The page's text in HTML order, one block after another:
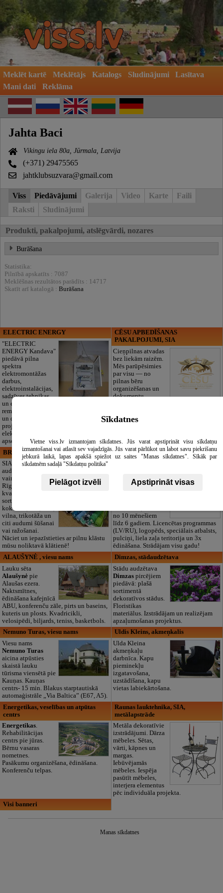
Meklēt kartē Meklētājs Katalogs Sludinājumi
Lasītava
Mani dati
Reklāma
Jahta Baci
Vikingu iela 80a, Jūrmala, Latvija
(+371) 29475565
jahtklubsuzvara@gmail.com
Viss Piedāvājumi Galerija Video Karte
Faili
Raksti
Sludinājumi
Produkti, pakalpojumi, atslēgvārdi, nozares
Burāšana
Statistika:
Pilnībā apskatīts : 7087
Meklēšnas rezultātos parādīts : 14717
Skatīt arī katalogā : Burāšana
ELECTRIC ENERGY
"ELECTRIC
ENERGY Kandava"
piedāvā pilna
spektra
elektromontāžas
darbus,
elektroinstalācijas,
sadzīves tehnikas
un elektronikas
remontu, vājstrāvas
un drošības sistēmu izbūvi, kā arī
projektēšanu, mērījumus un
elektrosaimniecības drošības riskus
apsekošanu.
CĒSU APBEDĪŠANAS
PAKALPOJUMI, SIA
Cieņpilnas atvadas
bez liekām raizēm.
Mēs parūpēsimies
par visu — no
pilnas bēru
organizēšanas un
dokumentu
Piedāvājam arī kvalitatīvas, autentiskas
BRISTOLS ES, SIA
SIA "Bristols ES"
audumu outlet un
vairumtirdzniecība
Rīgā. Plašs un
kvalitatīvs tekstila
sortiments:
kokvilna, lins, zīds,
vilna, trikotāža un
citi audumi šūšanai
vai ražošanai.
Nāciet un iepazīstieties ar pilnu klāstu
mūsu noliktavā klātienē!
Maza Rasiņa, privātā pirmsskolas
izglītības iestāde
izglītības iestāde
“Maza Rasiņa” –
no 10 mēnešiem
līdz 6 gadiem. Licencētas programmas
(LV/RU), logopēds, speciālais atbalsts,
pulciņi, liela zaļa teritorija un 3x
ēdināšana. Strādājam visu gadu!
ALAUŠYNĖ , viesu nams
Lauku sēta
Alaušynėpie
Alaušas ezera.
Naktsmītnes,
ēdināšana kafejnīcā
ABU, konferenču zāle, pirts un baseins,
kuteris un plosts. Kvadricikli,
velosipēdi, biljards, teniss, basketbols.
Dimzas, stādaudzētava
Stādu audzētava
Dimzas pircējiem
piedāvā: plašā
sortimentā
dekoratīvos stādus.
Floristikas
materiālus. Izstrādājam un realizējam
apzaļumošanas projektus.
Nemuno Turas, viesu nams
Viesu nams
Nemuno Turas
aicina atpūsties
skaistā lauku
tūrisma viensētā pie
Kauņas. Kauņas
centrs- 15 min. Blakus starptautiskā
automaģistrāle „Via Baltica” (E67, A5).
Uldis Kleins, akmeņkalis
Ulda Kleina
akmeņkaļu
darbnīca. Kapu
pieminekļu
izgatavošana,
uzstādīšana, kapu
vietas labiekārtošana.
Energetikas, veselības un atpūtas
centrs
Energetikas.
Rehabilitācijas
centrs pie jūras.
Bērnu vasaras
nometnes.
Pasākumu organizēšana, ēdināšana.
Konferenču telpas.
Raunas lauktehnika, SIA,
metālapstrāde
Metāla dekoratīvie
izstrādājumi. Dārza
mēbeles. Sētas,
vārti, kāpnes un
margas.
Iebūvējamās
mēbeles. Iespēja
pasūtīt mēbeles,
interjera elementus
pēc individuāla projekta.
Visi banneri
Sīkdatnes
Vietne viss.lv izmantojam sīkdatnes. Jūs varat apstiprināt visu sīkdatņu
izmantošanai vai atlasīt sev vajadzīgās. Jūs varat pārlūkot un labot savu piekrišanu
jebkurā laikā, lapas apakšā spiežot uz saites "Manas sīkdatnes". Sīkāk par
sīkdatnēm sadaļā "Sīkdatņu politika"
Pielāgot izvēli Apstiprināt visas
Manas sīkdatnes